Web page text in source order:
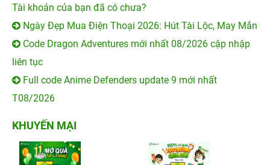
Tài khoản của bạn đã có chưa?
Ngày Đẹp Mua Điện Thoại 2026: Hút Tài Lộc, May Mắn
Code Dragon Adventures mới nhất 08/2026 cập nhập
liên tục
Full code Anime Defenders update 9 mới nhất
T08/2026
KHUYẾN MẠI